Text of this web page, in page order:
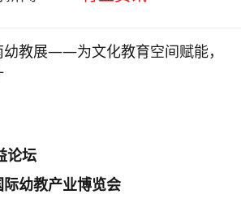
教展——为文化教育空间赋能，
论坛
幼教产业博览会